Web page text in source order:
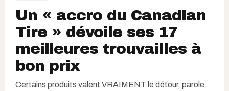
Un « accro du Canadian
Tire » dévoile ses 17
meilleures trouvailles à
bon prix
Certains produits valent VRAIMENT le détour, parole